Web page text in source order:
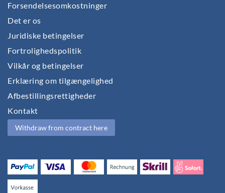
Forsendelsesomkostninger
Det er os
Juridiske betingelser
Fortrolighedspolitik
Vilkår og betingelser
Erklæring om tilgængelighed
Afbestillingsrettigheder
Kontakt
Withdraw from contract here